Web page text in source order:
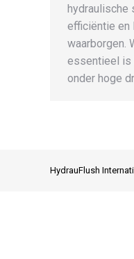
hydraulische
efficiëntie en
waarborgen.
essentieel is
onder hoge
HydrauFlush